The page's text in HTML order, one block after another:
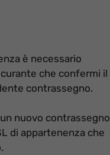
è necessario
che confermi il
contrassegno.
nuovo contrassegno
di appartenenza che